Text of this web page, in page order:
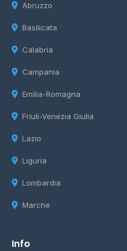
Abruzzo
Basilicata
Calabria
Campania
Emilia-Romagna
Friuli-Venezia Giulia
Lazio
Liguria
Lombardia
Marche
Info